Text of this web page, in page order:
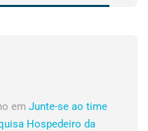
em Junte-se ao time
Hospedeiro da